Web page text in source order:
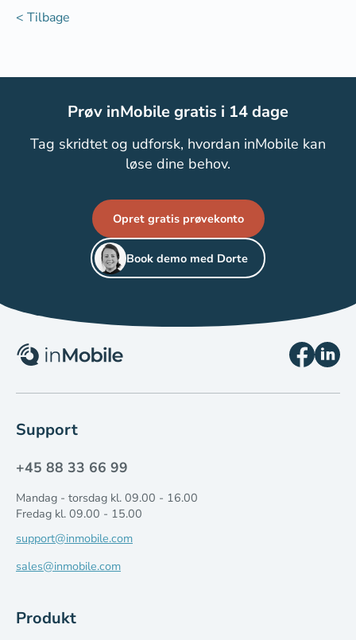
< Tilbage
Prøv inMobile gratis i 14 dage
Tag skridtet og udforsk, hvordan inMobile kan
løse dine behov.
Opret gratis prøvekonto
Book demo med Dorte
Support
+45 88 33 66 99
Mandag - torsdag kl. 09.00 - 16.00
Fredag kl. 09.00 - 15.00
support@inmobile.com
sales@inmobile.com
Produkt